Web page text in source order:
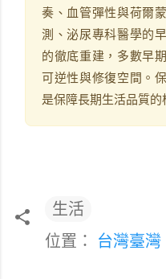
奏、血管彈性與荷爾
測、泌尿專科醫學的
的徹底重建，多數早
可逆性與修復空間。
是保障長期生活品質的
生活
位置： 台灣臺灣